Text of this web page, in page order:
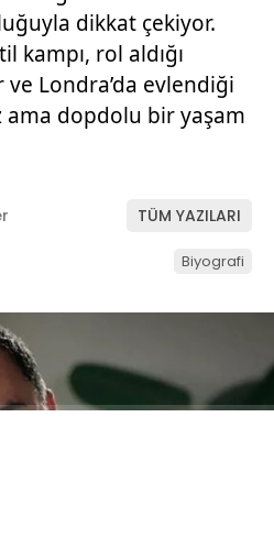
dikkat çekiyor.
kampı, rol aldığı
Londra’da evlendiği
ama dopdolu bir yaşam
TÜM YAZILARI
Biyografi